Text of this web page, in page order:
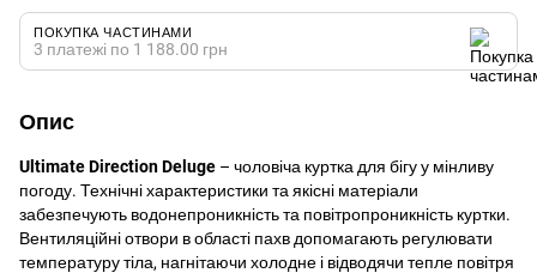
ПОКУПКА ЧАСТИНАМИ
3 платежі по 1 188.00 грн
Опис
UltimateDirectionDeluge – чоловіча куртка для бігу у мінливу
погоду. Технічні характеристики та якісні матеріали
забезпечують водонепроникність та повітропроникність куртки.
Вентиляційні отвори в області пахв допомагають регулювати
температуру тіла, нагнітаючи холодне і відводячи тепле повітря